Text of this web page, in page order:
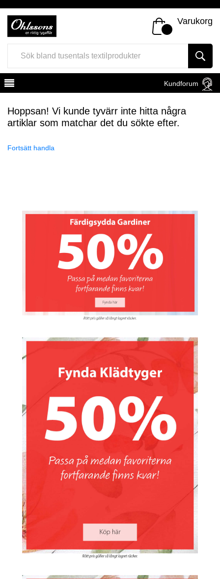
Varukorg
Kundforum
Hoppsan! Vi kunde tyvärr inte hitta några
artiklar som matchar det du sökte efter.
Fortsätt handla